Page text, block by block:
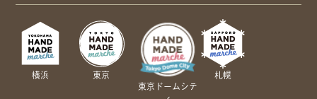
横浜
東京
東京ドームシテ
札幌